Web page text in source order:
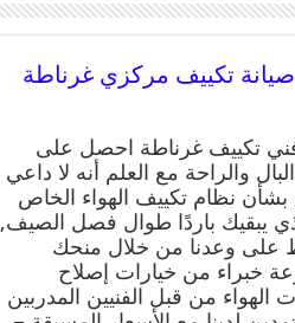
تكييف غرناطة احصل على
والراحة مع العلم أنه لا داعي
بشأن نظام تكييف الهواء الخاص
يبقيك باردًا طوال فصل الصيف,
على وعدنا من خلال منحك
خبراء من خيارات إصلاح
الهواء من قبل الفنيين المدربين